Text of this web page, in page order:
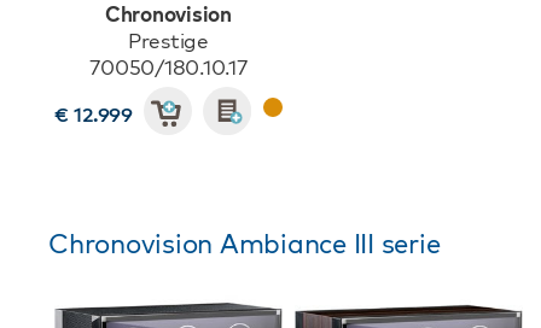
Chronovision
Prestige
70050/180.10.17
€ 12.999
Chronovision Ambiance III serie